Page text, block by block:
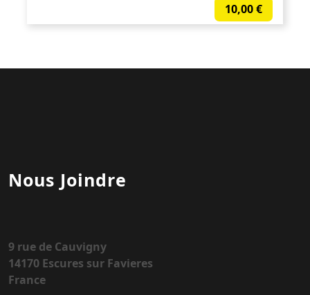
10,00€
Nous Joindre
9 rue de Cauvigny
14170 Escures sur Favieres
France